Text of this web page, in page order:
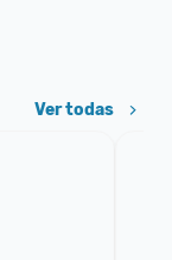
Ver todas